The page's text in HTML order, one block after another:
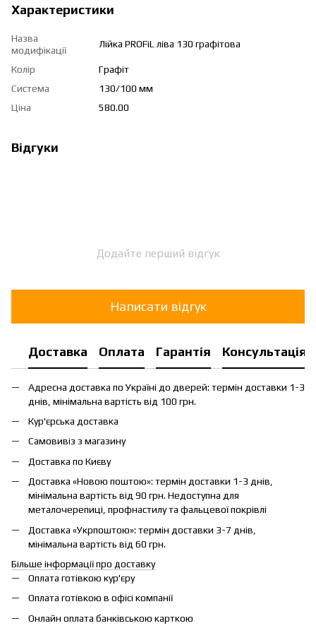
Характеристики
Назва
модифікації
Лійка PROFiL ліва 130 графітова
Колір
Графіт
Система
130/100 мм
Ціна
580.00
Відгуки
Додайте перший відгук
Написати відгук
Доставка Оплата Гарантія Консультація
Адресна доставка по Україні до дверей: термін доставки 1-3
днів, мінімальна вартість від 100 грн.
Кур'єрська доставка
Самовивіз з магазину
Доставка по Києву
Доставка «Новою поштою»: термін доставки 1-3 днів,
мінімальна вартість від 90 грн. Недоступна для
металочерепиці, профнастилу та фальцевої покрівлі
Доставка «Укрпоштою»: термін доставки 3-7 днів,
мінімальна вартість від 60 грн.
Більше інформації про доставку
Оплата готівкою кур'єру
Оплата готівкою в офісі компанії
Онлайн оплата банківською карткою